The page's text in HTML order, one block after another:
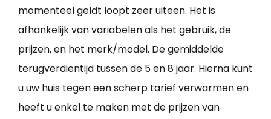
momenteel geldt loopt zeer uiteen. Het is
afhankelijk van variabelen als het gebruik, de
prijzen, en het merk/model. De gemiddelde
terugverdientijd tussen de 5 en 8 jaar. Hierna kunt
u uw huis tegen een scherp tarief verwarmen en
heeft u enkel te maken met de prijzen van